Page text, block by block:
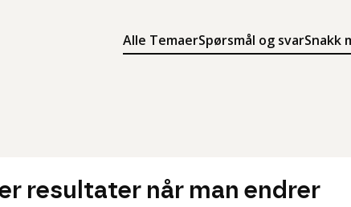
Alle TemaerSpørsmål og svarSnakk
Søk
Meny
resultater når man endrer